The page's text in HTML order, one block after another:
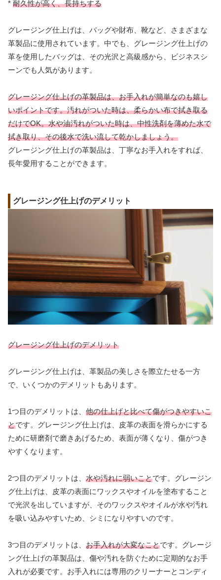
* 耐久性が高く、長持ちする
グレージング仕上げは、バッグや財布、靴など、さまざまな
革製品に使用されています。中でも、グレージング仕上げの
革を使用したバッグは、その光沢と高級感から、ビジネスシ
ーンでも人気があります。
グレージング仕上げの革製品は、お手入れが簡単なのも嬉し
いポイントです。汚れがついた時は、柔らかい布で拭き取る
だけでOK。水や油汚れがついた時は、中性洗剤を薄めた水で
拭き取り、その後水で洗い流して乾かしましょう。
グレージング仕上げの革製品は、丁寧なお手入れをすれば、
長年愛用することができます。
グレージング仕上げのデメリット
グレージング仕上げのデメリット
グレージング仕上げは、革製品の美しさを際立たせる一方
で、いくつかのデメリットもあります。
1つ目のデメリットは、 他の仕上げと比べて傷がつきやすいこ
とです。グレージング仕上げは、皮革の表面を滑らかにする
ために研磨剤で磨きあげるため、表面が薄くなり、傷がつき
やすくなります。
2つ目のデメリットは、 水や汚れに弱いことです。グレージン
グ仕上げは、皮革の表面にワックスやオイルを塗布すること
で光沢を出していますが、そのワックスやオイルが水や汚れ
を吸い込みやすいため、シミになりやすいのです。
3つ目のデメリットは、 お手入れが大変なことです。グレージ
ング仕上げの革製品は、傷や汚れを防ぐために定期的なお手
入れが必要です。お手入れには専用のクリーナーとコンディ